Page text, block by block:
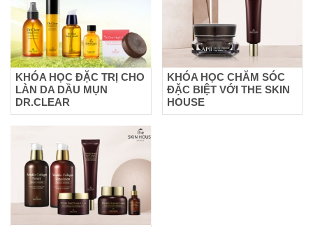
KHÓA HỌC ĐẶC TRỊ CHO
LÀN DA DẦU MỤN
DR.CLEAR
KHÓA HỌC CHĂM SÓC
ĐẶC BIỆT VỚI THE SKIN
HOUSE